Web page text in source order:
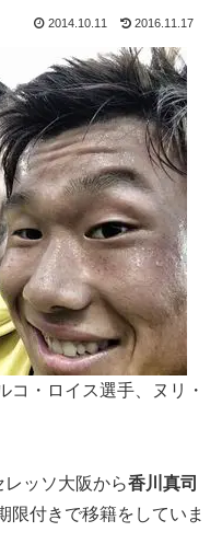
2014.10.11 2016.11.17
・ロイス選手、ヌリ・
ッソ大阪から香川真司
限付きで移籍をしていま